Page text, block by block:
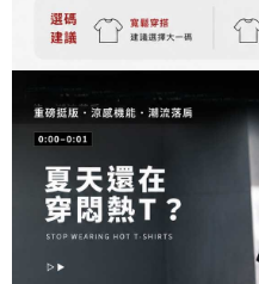
請求用戶進行身份認證。
５．嚴禁一人註冊多個帳號或使用
恩沛科技股份有限公司將有權停止